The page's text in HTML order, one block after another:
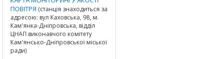
ПОВІТРЯ (станція знаходиться за
адресою: вул Каховська, 98, м.
Кам'янка-Дніпровська, відділ
ЦНАП виконавчого комітету
Кам'янсько-Дніпровської міської
ради)